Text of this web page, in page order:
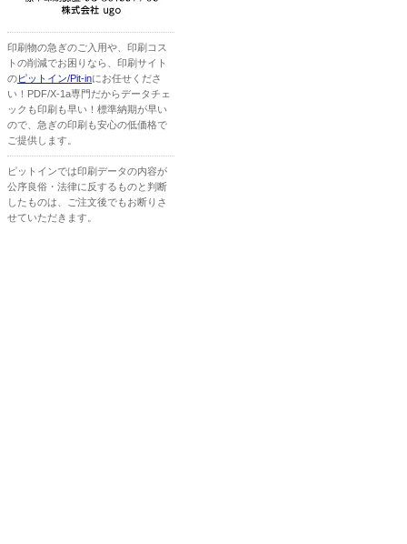
印刷物の急ぎのご入用や、印刷コス
トの削減でお困りなら、印刷サイト
のピットイン/Pit-inにお任せくださ
い！PDF/X-1a専門だからデータチェ
ックも印刷も早い！標準納期が早い
ので、急ぎの印刷も安心の低価格で
ご提供します。
ピットインでは印刷データの内容が
公序良俗・法律に反するものと判断
したものは、ご注文後でもお断りさ
せていただきます。